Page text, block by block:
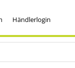
Händlerlogin